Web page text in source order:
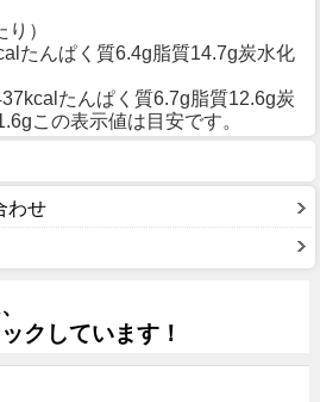
）
たんぱく質6.4g脂質14.7g炭水化
たんぱく質6.7g脂質12.6g炭
この表示値は目安です。
わせ
クしています！